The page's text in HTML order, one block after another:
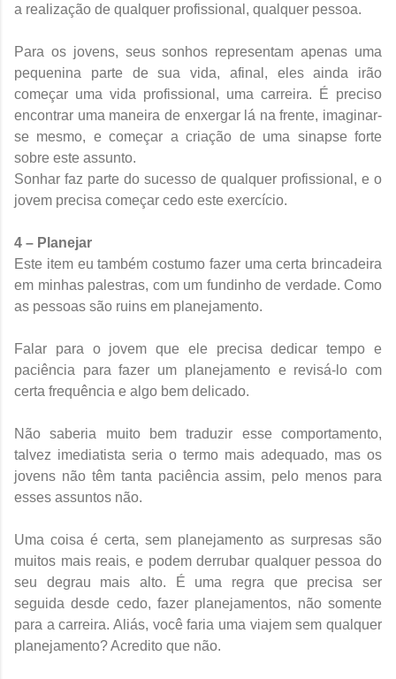
a realização de qualquer profissional, qualquer pessoa.
Para os jovens, seus sonhos representam apenas uma
pequenina parte de sua vida, afinal, eles ainda irão
começar uma vida profissional, uma carreira. É preciso
encontrar uma maneira de enxergar lá na frente, imaginar-
se mesmo, e começar a criação de uma sinapse forte
sobre este assunto.
Sonhar faz parte do sucesso de qualquer profissional, e o
jovem precisa começar cedo este exercício.
4 – Planejar
Este item eu também costumo fazer uma certa brincadeira
em minhas palestras, com um fundinho de verdade. Como
as pessoas são ruins em planejamento.
Falar para o jovem que ele precisa dedicar tempo e
paciência para fazer um planejamento e revisá-lo com
certa frequência e algo bem delicado.
Não saberia muito bem traduzir esse comportamento,
talvez imediatista seria o termo mais adequado, mas os
jovens não têm tanta paciência assim, pelo menos para
esses assuntos não.
Uma coisa é certa, sem planejamento as surpresas são
muitos mais reais, e podem derrubar qualquer pessoa do
seu degrau mais alto. É uma regra que precisa ser
seguida desde cedo, fazer planejamentos, não somente
para a carreira. Aliás, você faria uma viajem sem qualquer
planejamento? Acredito que não.